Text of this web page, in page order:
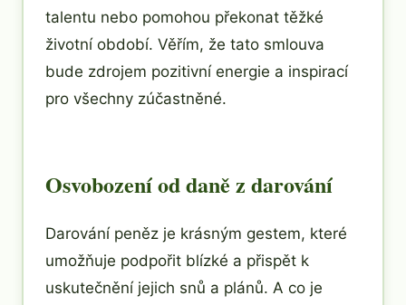
talentu nebo pomohou překonat těžké
životní období. Věřím, že tato smlouva
bude zdrojem pozitivní energie a inspirací
pro všechny zúčastněné.
Osvobození od daně z darování
Darování peněz je krásným gestem, které
umožňuje podpořit blízké a přispět k
uskutečnění jejich snů a plánů. A co je